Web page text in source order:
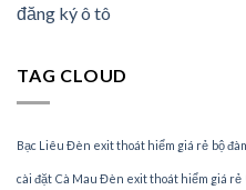
đăng ký ô tô
TAG CLOUD
Bạc Liêu Đèn exit thoát hiểm giá rẻ bộ
cài đặt Cà Mau Đèn exit thoát hiểm giá rẻ